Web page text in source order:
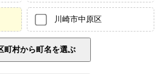
川崎市中原区